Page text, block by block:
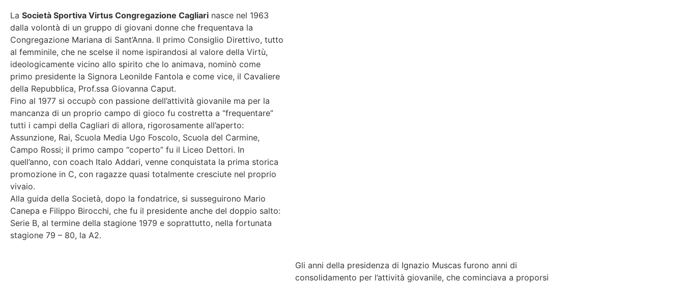
La Società Sportiva Virtus Congregazione Cagliari nasce nel 1963
dalla volontà di un gruppo di giovani donne che frequentava la
Congregazione Mariana di Sant’Anna. Il primo Consiglio Direttivo, tutto
al femminile, che ne scelse il nome ispirandosi al valore della Virtù,
ideologicamente vicino allo spirito che lo animava, nominò come
primo presidente la Signora Leonilde Fantola e come vice, il Cavaliere
della Repubblica, Prof.ssa Giovanna Caput.
Fino al 1977 si occupò con passione dell’attività giovanile ma per la
mancanza di un proprio campo di gioco fu costretta a “frequentare”
tutti i campi della Cagliari di allora, rigorosamente all’aperto:
Assunzione, Rai, Scuola Media Ugo Foscolo, Scuola del Carmine,
Campo Rossi; il primo campo “coperto” fu il Liceo Dettori. In
quell’anno, con coach Italo Addari, venne conquistata la prima storica
promozione in C, con ragazze quasi totalmente cresciute nel proprio
vivaio.
Alla guida della Società, dopo la fondatrice, si susseguirono Mario
Canepa e Filippo Birocchi, che fu il presidente anche del doppio salto:
Serie B, al termine della stagione 1979 e soprattutto, nella fortunata
stagione 79 – 80, la A2.
Gli anni della presidenza di Ignazio Muscas furono anni di
consolidamento per l’attività giovanile, che cominciava a proporsi